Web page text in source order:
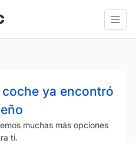
ya encontró
muchas más opciones
ti.